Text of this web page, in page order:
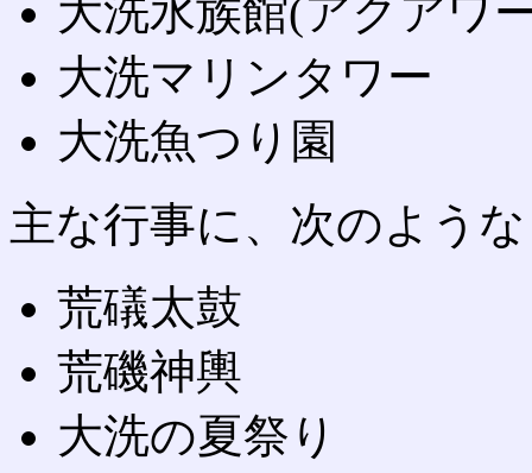
大洗水族館(アクアワ
大洗マリンタワー
大洗魚つり園
主な行事に、次のよう
荒礒太鼓
荒磯神輿
大洗の夏祭り